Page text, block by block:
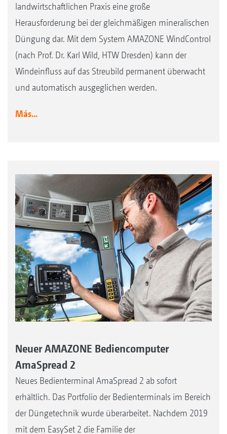
landwirtschaftlichen Praxis eine große
Herausforderung bei der gleichmäßigen mineralischen
Düngung dar. Mit dem System AMAZONE WindControl
(nach Prof. Dr. Karl Wild, HTW Dresden) kann der
Windeinfluss auf das Streubild permanent überwacht
und automatisch ausgeglichen werden.
Más...
Neuer AMAZONE Bediencomputer
AmaSpread 2
Neues Bedienterminal AmaSpread 2 ab sofort
erhältlich. Das Portfolio der Bedienterminals im Bereich
der Düngetechnik wurde überarbeitet. Nachdem 2019
mit dem EasySet 2 die Familie der